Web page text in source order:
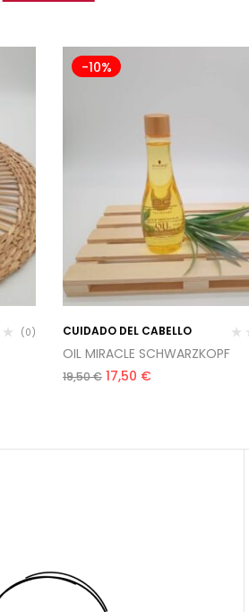
(0)
-10%
CUIDADO DEL CABELLO
OIL MIRACLE SCHWARZKOPF
19,50€ 17,50 €